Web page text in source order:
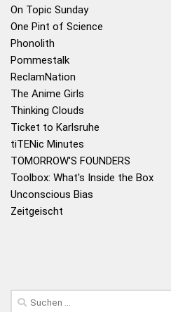
On Topic Sunday
One Pint of Science
Phonolith
Pommestalk
ReclamNation
The Anime Girls
Thinking Clouds
Ticket to Karlsruhe
tiTENic Minutes
TOMORROW'S FOUNDERS
Toolbox: What's Inside the Box
Unconscious Bias
Zeitgeischt